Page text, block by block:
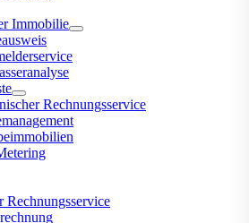
Immobilie
Rechnungsservice
Rechnungsservice